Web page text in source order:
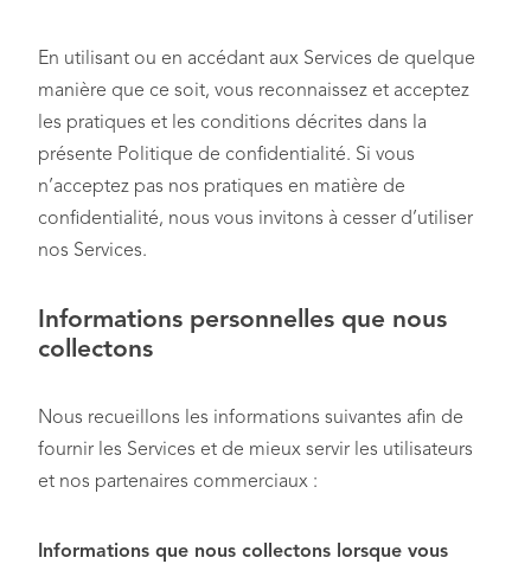
En utilisant ou en accédant aux Services de quelque
manière que ce soit, vous reconnaissez et acceptez
les pratiques et les conditions décrites dans la
présente Politique de confidentialité. Si vous
n’acceptez pas nos pratiques en matière de
confidentialité, nous vous invitons à cesser d’utiliser
nos Services.
Informations personnelles que nous
collectons
Nous recueillons les informations suivantes afin de
fournir les Services et de mieux servir les utilisateurs
et nos partenaires commerciaux :
Informations que nous collectons lorsque vous